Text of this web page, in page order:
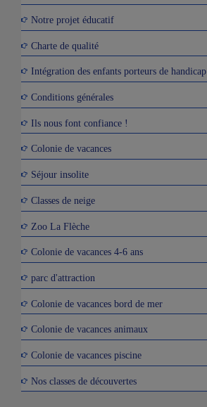
Notre projet éducatif
Charte de qualité
Intégration des enfants porteurs de handicap
Conditions générales
Ils nous font confiance !
Colonie de vacances
Séjour insolite
Classes de neige
Zoo La Flèche
Colonie de vacances 4-6 ans
parc d'attraction
Colonie de vacances bord de mer
Colonie de vacances animaux
Colonie de vacances piscine
Nos classes de découvertes